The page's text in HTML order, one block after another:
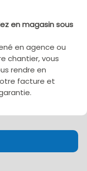
en magasin sous
en agence ou
chantier, vous
rendre en
facture et